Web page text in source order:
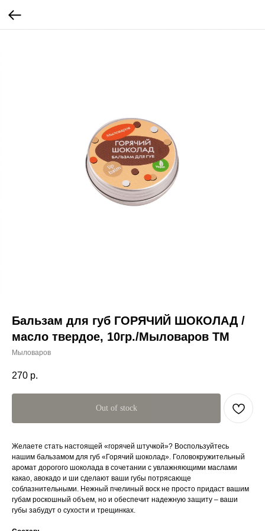
Бальзам для губ ГОРЯЧИЙ ШОКОЛАД /
масло твердое, 10гр./Мыловаров ТМ
Мыловаров
270 р.
Out of stock
Желаете стать настоящей «горячей штучкой»? Воспользуйтесь
нашим бальзамом для губ «Горячий шоколад». Головокружительный
аромат дорогого шоколада в сочетании с увлажняющими маслами
какао, авокадо и ши сделают ваши губы потрясающе
соблазнительными. Нежный пчелиный воск не просто придаст вашим
губам роскошный объем, но и обеспечит надежную защиту – ваши
губы забудут о сухости и трещинках.